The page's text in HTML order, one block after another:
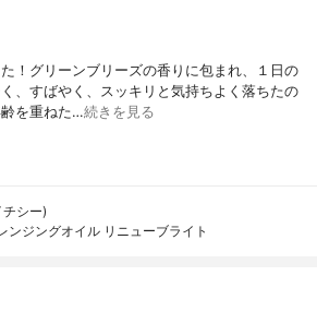
！グリーンブリーズの香りに包まれ、１日の
、すばやく、スッキリと気持ちよく落ちたの
を重ねた…続きを見る
シー)
ンジングオイル リニューブライト